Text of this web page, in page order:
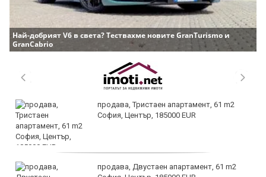
Най-добрият V6 в света? Тествахме новите GranTurismo и
GranCabrio
продава, Тристаен апартамент, 61 m2
София, Център, 185000 EUR
продава, Двустаен апартамент, 61 m2